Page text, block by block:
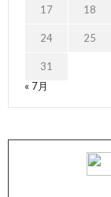
17 18
24 25
31
« 7月